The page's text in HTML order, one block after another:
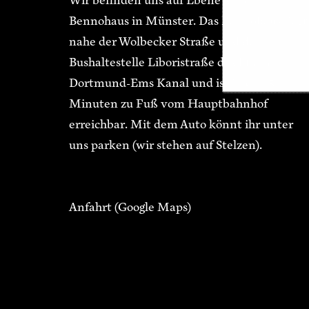
Bennohaus in Münster. Das Bennohaus liegt
nahe der Wolbecker Straße und der
Bushaltestelle Liboristraße direkt am
Dortmund-Ems Kanal und ist in ca. 15
Minuten zu Fuß vom Hauptbahnhof
erreichbar. Mit dem Auto könnt ihr unter
uns parken (wir stehen auf Stelzen).
Anfahrt(Google Maps)